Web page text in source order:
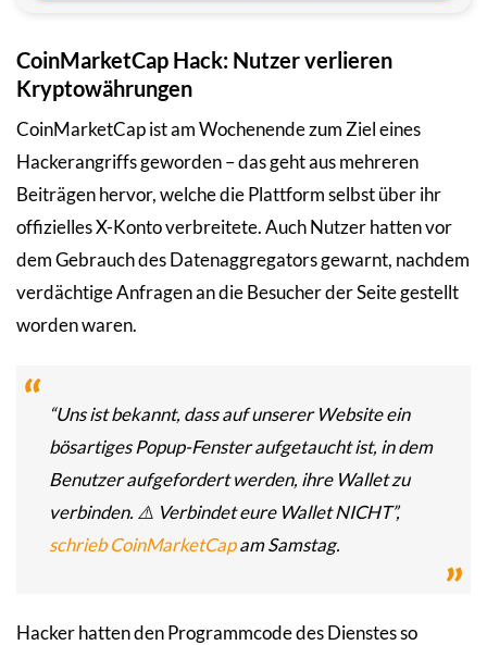
CoinMarketCap Hack: Nutzer verlieren
Kryptowährungen
CoinMarketCap ist am Wochenende zum Ziel eines
Hackerangriffs geworden – das geht aus mehreren
Beiträgen hervor, welche die Plattform selbst über ihr
offizielles X-Konto verbreitete. Auch Nutzer hatten vor
dem Gebrauch des Datenaggregators gewarnt, nachdem
verdächtige Anfragen an die Besucher der Seite gestellt
worden waren.
“Uns ist bekannt, dass auf unserer Website ein
bösartiges Popup-Fenster aufgetaucht ist, in dem
Benutzer aufgefordert werden, ihre Wallet zu
verbinden. ⚠️ Verbindet eure Wallet NICHT”,
schrieb CoinMarketCapam Samstag.
Hacker hatten den Programmcode des Dienstes so